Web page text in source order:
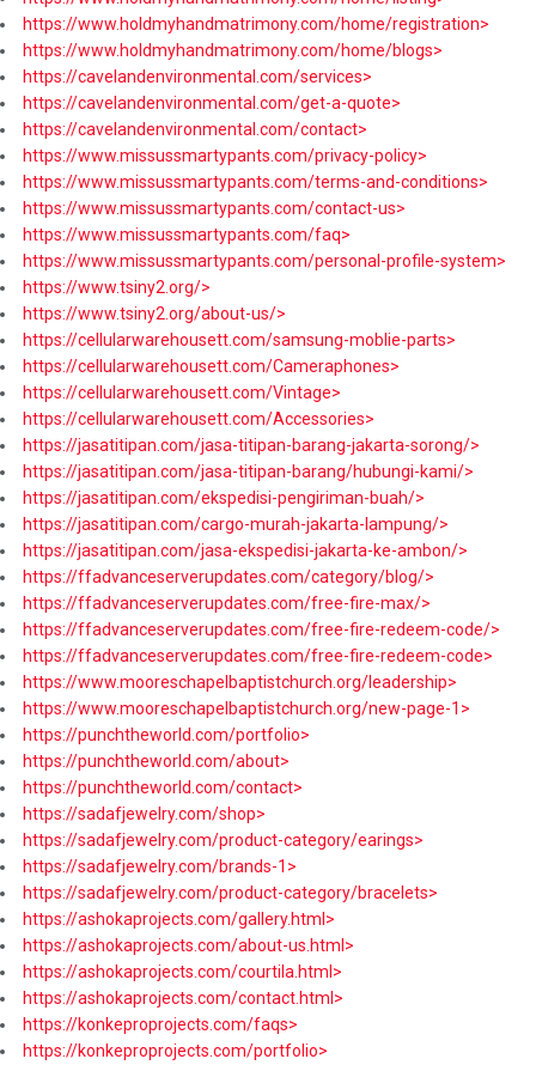
https://www.holdmyhandmatrimony.com/home/registration>
https://www.holdmyhandmatrimony.com/home/blogs>
https://cavelandenvironmental.com/services>
https://cavelandenvironmental.com/get-a-quote>
https://cavelandenvironmental.com/contact>
https://www.missussmartypants.com/privacy-policy>
https://www.missussmartypants.com/terms-and-conditions>
https://www.missussmartypants.com/contact-us>
https://www.missussmartypants.com/faq>
https://www.missussmartypants.com/personal-profile-system>
https://www.tsiny2.org/>
https://www.tsiny2.org/about-us/>
https://cellularwarehousett.com/samsung-moblie-parts>
https://cellularwarehousett.com/Cameraphones>
https://cellularwarehousett.com/Vintage>
https://cellularwarehousett.com/Accessories>
https://jasatitipan.com/jasa-titipan-barang-jakarta-sorong/>
https://jasatitipan.com/jasa-titipan-barang/hubungi-kami/>
https://jasatitipan.com/ekspedisi-pengiriman-buah/>
https://jasatitipan.com/cargo-murah-jakarta-lampung/>
https://jasatitipan.com/jasa-ekspedisi-jakarta-ke-ambon/>
https://ffadvanceserverupdates.com/category/blog/>
https://ffadvanceserverupdates.com/free-fire-max/>
https://ffadvanceserverupdates.com/free-fire-redeem-code/>
https://ffadvanceserverupdates.com/free-fire-redeem-code>
https://www.mooreschapelbaptistchurch.org/leadership>
https://www.mooreschapelbaptistchurch.org/new-page-1>
https://punchtheworld.com/portfolio>
https://punchtheworld.com/about>
https://punchtheworld.com/contact>
https://sadafjewelry.com/shop>
https://sadafjewelry.com/product-category/earings>
https://sadafjewelry.com/brands-1>
https://sadafjewelry.com/product-category/bracelets>
https://ashokaprojects.com/gallery.html>
https://ashokaprojects.com/about-us.html>
https://ashokaprojects.com/courtila.html>
https://ashokaprojects.com/contact.html>
https://konkeproprojects.com/faqs>
https://konkeproprojects.com/portfolio>